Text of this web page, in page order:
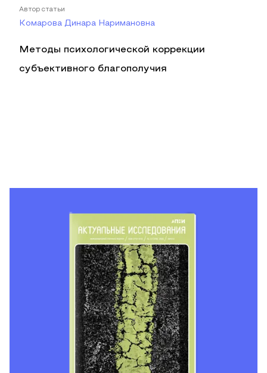
Автор статьи
Комарова Динара Наримановна
Методы психологической коррекции
субъективного благополучия